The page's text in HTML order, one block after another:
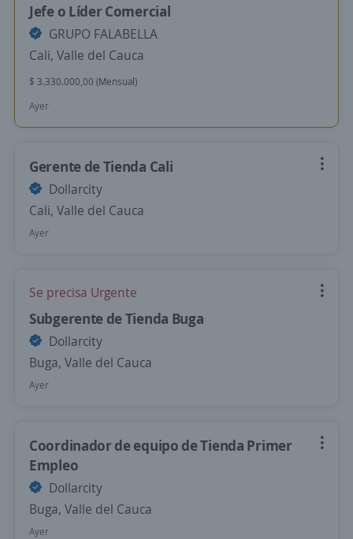
Jefe o Líder Comercial
GRUPO FALABELLA
Cali, Valle del Cauca
$ 3.330.000,00 (Mensual)
Ayer
Gerente de Tienda Cali
Dollarcity
Cali, Valle del Cauca
Ayer
Se precisa Urgente
Subgerente de Tienda Buga
Dollarcity
Buga, Valle del Cauca
Ayer
Coordinador de equipo de Tienda Primer
Empleo
Dollarcity
Buga, Valle del Cauca
Ayer